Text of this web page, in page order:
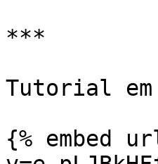
***
Tutorial
{% embed